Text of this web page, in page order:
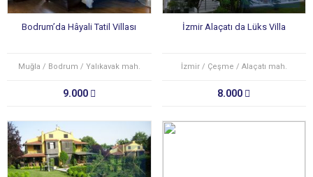
Bodrum’da Hâyali Tatil Villası
Muğla / Bodrum / Yalıkavak mah.
9.000
İzmir Alaçatı da Lüks Villa
İzmir / Çeşme / Alaçatı mah.
8.000